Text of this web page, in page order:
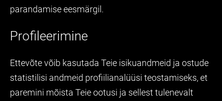
parandamise eesmärgil.
Profileerimine
Ettevõte võib kasutada Teie isikuandmeid ja ostude
statistilisi andmeid profiilianalüüsi teostamiseks, et
paremini mõista Teie ootusi ja sellest tulenevalt